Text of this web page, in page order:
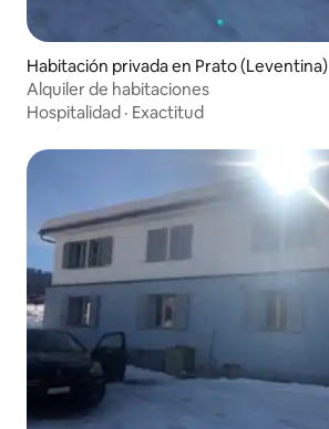
Habitación privada en Prato (Leventina)
Alquiler de habitaciones
Hospitalidad · Exactitud